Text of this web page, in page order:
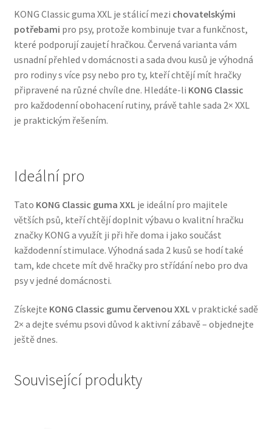
Pelíšky pro psy
Ortopedické pelíšky
Přepravky pro psy
Purizon pro psy — Vysoký obsah masa, bez obilovin
Veterinární dieta pro psy
Vodítka a obojky
Wolf of Wilderness
KONG Classic guma XXL je stálicí mezi chovatelskými
potřebami pro psy, protože kombinuje tvar a funkčnost,
které podporují zaujetí hračkou. Červená varianta vám
usnadní přehled v domácnosti a sada dvou kusů je výhodná
pro rodiny s více psy nebo pro ty, kteří chtějí mít hračky
připravené na různé chvíle dne. Hledáte-li KONG Classic
pro každodenní obohacení rutiny, právě tahle sada 2× XXL
je praktickým řešením.
Ideální pro
Tato KONG Classic guma XXL je ideální pro majitele
větších psů, kteří chtějí doplnit výbavu o kvalitní hračku
značky KONG a využít ji při hře doma i jako součást
každodenní stimulace. Výhodná sada 2 kusů se hodí také
tam, kde chcete mít dvě hračky pro střídání nebo pro dva
psy v jedné domácnosti.
Získejte KONG Classic gumu červenou XXL v praktické sadě
2× a dejte svému psovi důvod k aktivní zábavě – objednejte
ještě dnes.
Související produkty